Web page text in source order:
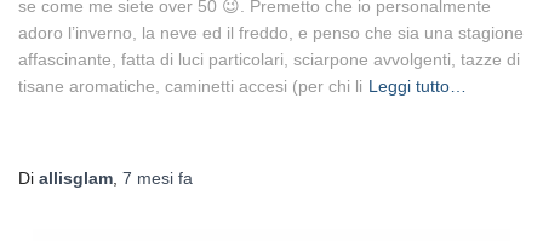
se come me siete over 50 😉. Premetto che io personalmente
adoro l’inverno, la neve ed il freddo, e penso che sia una stagione
affascinante, fatta di luci particolari, sciarpone avvolgenti, tazze di
tisane aromatiche, caminetti accesi (per chi li Leggi tutto…
Di allisglam, 7 mesi fa